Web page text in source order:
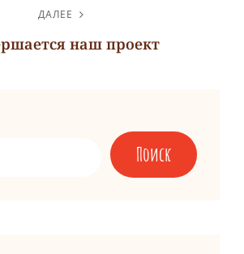
ДАЛЕЕ
наш проект
Поиск